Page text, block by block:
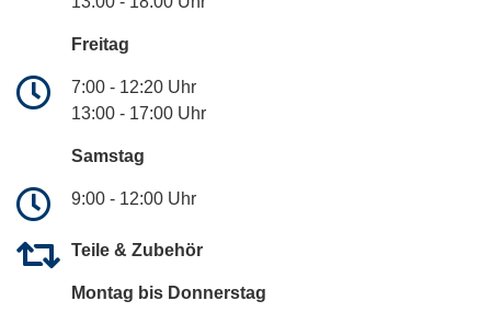
Freitag
7:00 - 12:20 Uhr
13:00 - 17:00 Uhr
Samstag
9:00 - 12:00 Uhr
Teile & Zubehör
Montag bis Donnerstag